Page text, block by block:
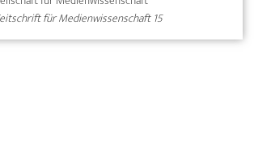
für Medienwissenschaft 15